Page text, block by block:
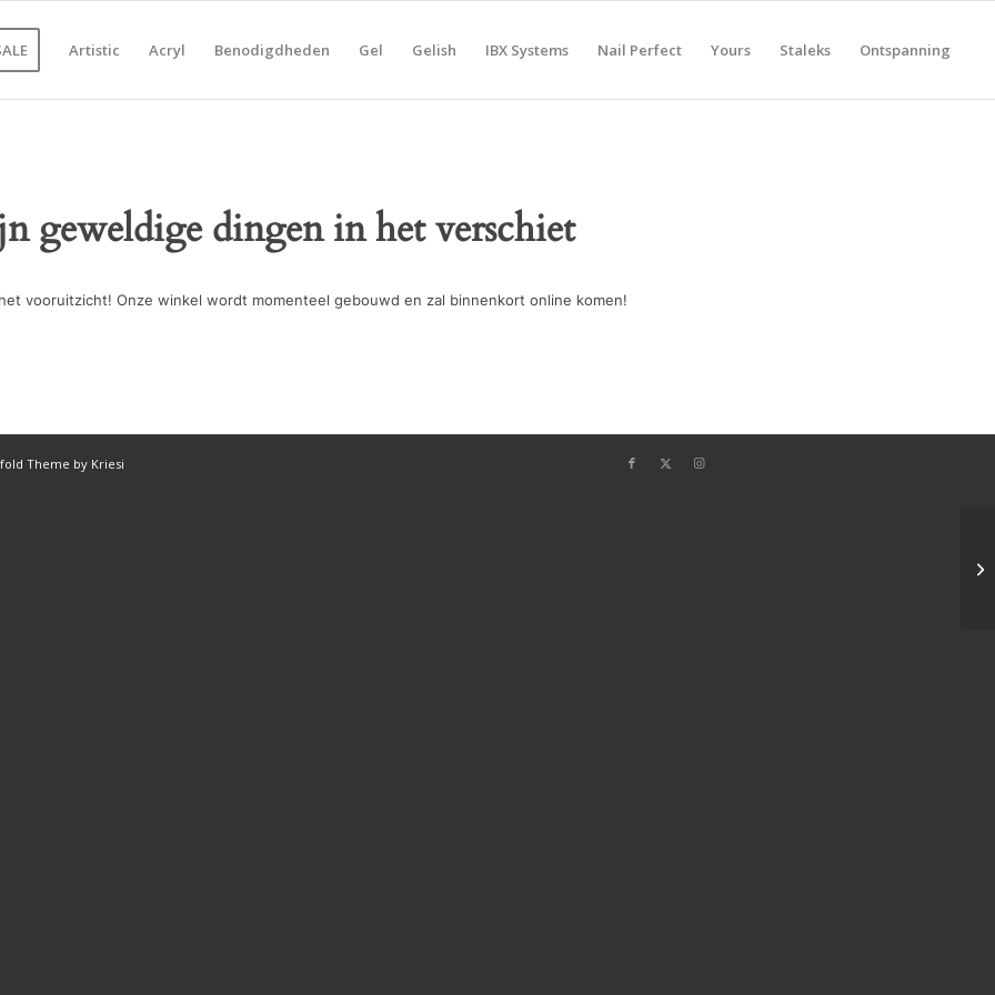
Artistic Acryl Benodigdheden Gel Gelish IBX Systems Nail Perfect Yours Staleks Ontspanning
geweldige dingen in het verschiet
vooruitzicht! Onze winkel wordt momenteel gebouwd en zal binnenkort online komen!
Theme by Kriesi